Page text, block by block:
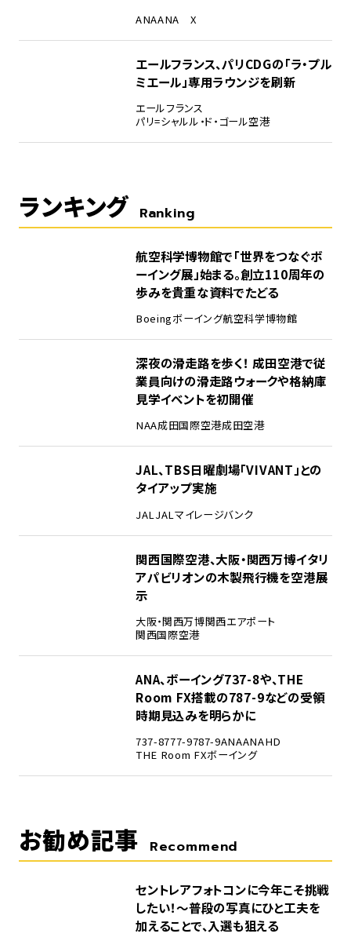
ANAANA X
エールフランス、パリCDGの「ラ・プル
ミエール」専用ラウンジを刷新
エールフランス
パリ=シャルル・ド・ゴール空港
ランキング Ranking
航空科学博物館で「世界をつなぐボ
ーイング展」始まる。創立110周年の
歩みを貴重な資料でたどる
Boeingボーイング航空科学博物館
深夜の滑走路を歩く！ 成田空港で従
業員向けの滑走路ウォークや格納庫
見学イベントを初開催
NAA成田国際空港成田空港
JAL、TBS日曜劇場「VIVANT」との
タイアップ実施
JAL JALマイレージバンク
関西国際空港、大阪・関西万博イタリ
アパビリオンの木製飛行機を空港展
示
大阪・関西万博関西エアポート
関西国際空港
ANA、ボーイング737-8や、THE
Room FX搭載の787-9などの受領
時期見込みを明らかに
737-8777-9787-9ANAANAHD
THE Room FXボーイング
お勧め記事 Recommend
セントレアフォトコンに今年こそ挑戦
したい！～普段の写真にひと工夫を
加えることで、入選も狙える